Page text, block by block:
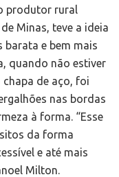
produtor rural
Minas, teve a ideia
barata e bem mais
quando não estiver
chapa de aço, foi
nas bordas
à forma. “Esse
da forma
e até mais
Milton.